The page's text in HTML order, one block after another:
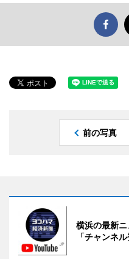
前の写真
横浜の最新ニ
「チャンネ